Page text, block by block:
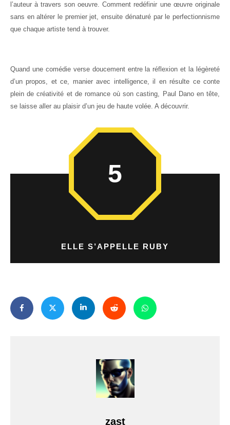
l’auteur à travers son oeuvre. Comment redéfinir une œuvre originale
sans en altérer le premier jet, ensuite dénaturé par le perfectionnisme
que chaque artiste tend à trouver.
Quand une comédie verse doucement entre la réflexion et la légèreté
d’un propos, et ce, manier avec intelligence, il en résulte ce conte
plein de créativité et de romance où son casting, Paul Dano en tête,
se laisse aller au plaisir d’un jeu de haute volée. A découvrir.
ELLE S’APPELLE RUBY
5
zast